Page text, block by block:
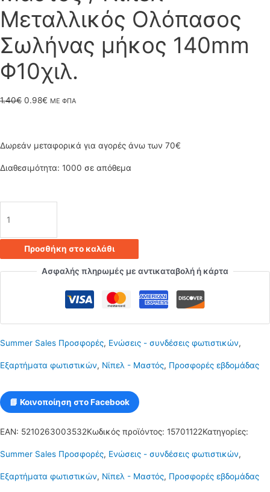
Μεταλλικός Ολόπασος
Σωλήνας μήκος 140mm
Φ10χιλ.
1.40€ Original
was:
1.40€.
0.98€ Η
τιμή
είναι:
ΜΕ ΦΠΑ
Δωρεάν μεταφορικά για αγορές άνω των 70€
Διαθεσιμότητα: 1000 σε απόθεμα
Νίπελ
Σωλήνας
μήκος
140mm
Φ10χιλ.
ποσότητα
Προσθήκη στο καλάθι
Ασφαλής πληρωμές με αντικαταβολή ή κάρτα
Summer Sales Προσφορές, Ενώσεις - συνδέσεις φωτιστικών,
Εξαρτήματα φωτιστικών, Νίπελ - Μαστός, Προσφορές εβδομάδας
📘 Κοινοποίηση στο Facebook
EAN: 5210263003532Κωδικός προϊόντος: 15701122Κατηγορίες:
Summer Sales Προσφορές, Ενώσεις - συνδέσεις φωτιστικών,
Εξαρτήματα φωτιστικών, Νίπελ - Μαστός, Προσφορές εβδομάδας